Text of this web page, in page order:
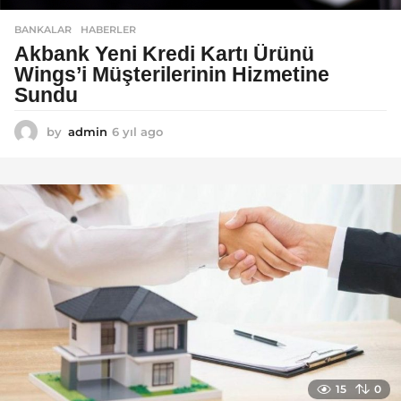
BANKALAR ,HABERLER
Akbank Yeni Kredi Kartı Ürünü
Wings’i Müşterilerinin Hizmetine
Sundu
by admin 6 yıl ago
15 0